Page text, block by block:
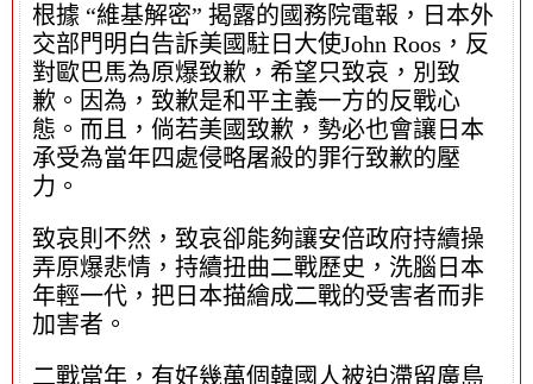
根據 “維基解密” 揭露的國務院電報，日本外
交部門明白告訴美國駐日大使John Roos，反
對歐巴馬為原爆致歉，希望只致哀，別致
歉。因為，致歉是和平主義一方的反戰心
態。而且，倘若美國致歉，勢必也會讓日本
承受為當年四處侵略屠殺的罪行致歉的壓
力。
致哀則不然，致哀卻能夠讓安倍政府持續操
弄原爆悲情，持續扭曲二戰歷史，洗腦日本
年輕一代，把日本描繪成二戰的受害者而非
加害者。
二戰當年，有好幾萬個韓國人被迫滯留廣島